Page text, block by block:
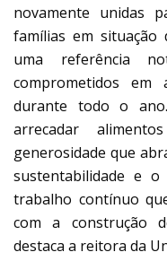
novamente unidas
famílias em situação
uma referência
comprometidos
durante todo o
arrecadar
generosidade que
sustentabilidade e
trabalho contínuo
com a construção
destaca a reitora da